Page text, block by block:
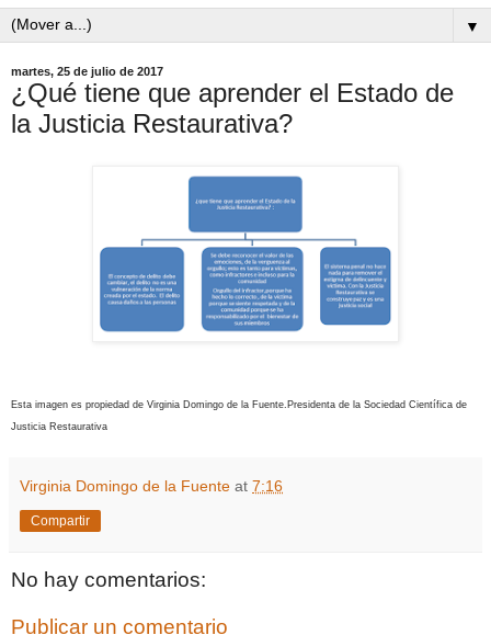
▼
martes, 25 de julio de 2017
¿Qué tiene que aprender el Estado de
la Justicia Restaurativa?
Esta imagen es propiedad de Virginia Domingo de la Fuente.Presidenta de la Sociedad Científica de
Justicia Restaurativa
Virginia Domingo de la Fuente at 7:16
Compartir
No hay comentarios:
Publicar un comentario